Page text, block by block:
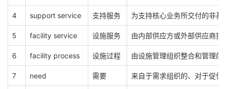
4 support service 支持服务 为支持核心业务所交付的非基
5 facility service 设施服务 由内部供应方或外部供应商
6 facility process 设施过程 由设施管理组织整合和管理的
7 need 需要 来自于需求组织的、对于促